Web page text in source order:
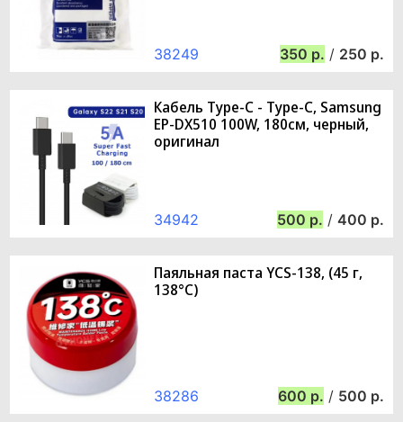
38249 350 / 250
Кабель Type-C - Type-C, Samsung
EP-DX510 100W, 180см, черный,
оригинал
34942 500 / 400
Паяльная паста YCS-138, (45 г,
138°C)
38286 600 / 500